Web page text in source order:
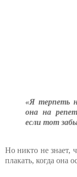
«Я терпеть
она на
если тот
Но никто не знает,
плакать, когда она